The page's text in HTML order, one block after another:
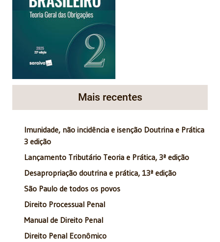
Mais recentes
Imunidade, não incidência e isenção Doutrina e Prática
3 edição
Lançamento Tributário Teoria e Prática, 3ª edição
Desapropriação doutrina e prática, 13ª edição
São Paulo de todos os povos
Direito Processual Penal
Manual de Direito Penal
Direito Penal Econômico